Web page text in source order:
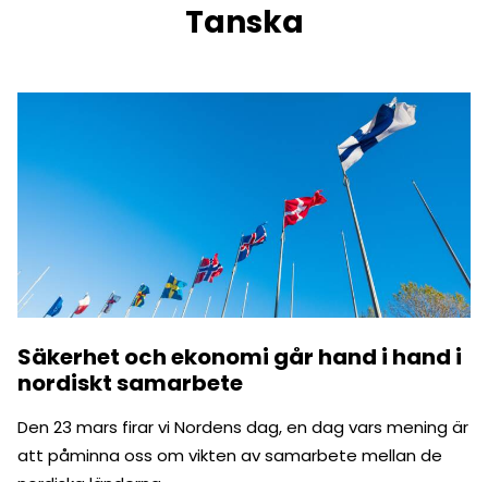
Tanska
Säkerhet och ekonomi går hand i hand i
nordiskt samarbete
Den 23 mars firar vi Nordens dag, en dag vars mening är
att påminna oss om vikten av samarbete mellan de